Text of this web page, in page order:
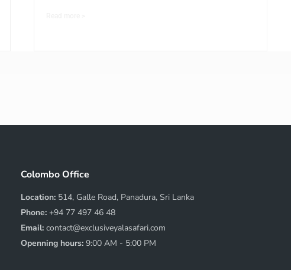
Colombo Office
Location: 514, Galle Road, Panadura, Sri Lanka
Phone: +94 77 497 46 48
Email: contact@exclusiveyalasafari.com
Openning hours: 9:00 AM - 5:00 PM